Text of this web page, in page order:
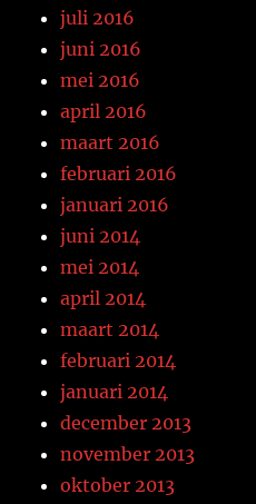
juli 2016
juni 2016
mei 2016
april 2016
maart 2016
februari 2016
januari 2016
juni 2014
mei 2014
april 2014
maart 2014
februari 2014
januari 2014
december 2013
november 2013
oktober 2013